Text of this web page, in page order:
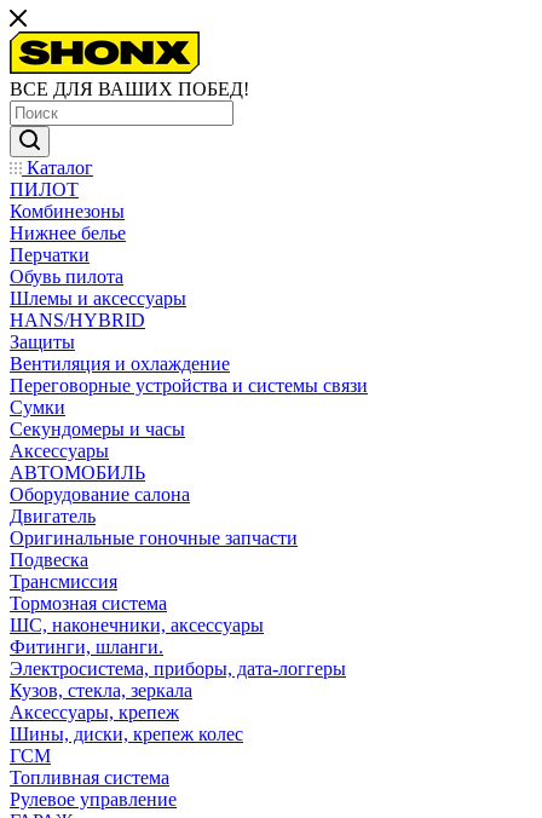
ВСЕ ДЛЯ ВАШИХ ПОБЕД!
Каталог
ПИЛОТ
Комбинезоны
Нижнее белье
Перчатки
Обувь пилота
Шлемы и аксессуары
HANS/HYBRID
Защиты
Вентиляция и охлаждение
Переговорные устройства и системы связи
Сумки
Секундомеры и часы
Аксессуары
АВТОМОБИЛЬ
Оборудование салона
Двигатель
Оригинальные гоночные запчасти
Подвеска
Трансмиссия
Тормозная система
ШС, наконечники, аксессуары
Фитинги, шланги.
Электросистема, приборы, дата-логгеры
Кузов, стекла, зеркала
Аксессуары, крепеж
Шины, диски, крепеж колес
ГСМ
Топливная система
Рулевое управление